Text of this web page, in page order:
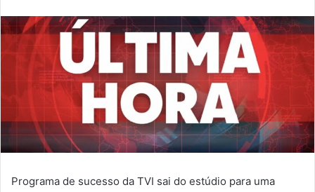
email
Programa de sucesso da TVI sai do estúdio para uma